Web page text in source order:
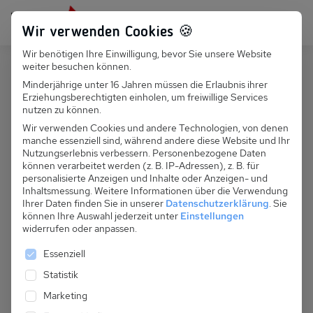
Persönlich für dich da: +49 251 899 050
Suchfeld
Suchen
PL 013.003B - Reihenhaus Baltic
Sun II/3
Wir verwenden Cookies 🍪
Wir benötigen Ihre Einwilligung, bevor Sie unsere Website
weiter besuchen können.
Minderjährige unter 16 Jahren müssen die Erlaubnis ihrer
Erziehungsberechtigten einholen, um freiwillige Services
nutzen zu können.
Wir verwenden Cookies und andere Technologien, von denen
manche essenziell sind, während andere diese Website und Ihr
Nutzungserlebnis verbessern. Personenbezogene Daten
können verarbeitet werden (z. B. IP-Adressen), z. B. für
personalisierte Anzeigen und Inhalte oder Anzeigen- und
Inhaltsmessung. Weitere Informationen über die Verwendung
Ihrer Daten finden Sie in unserer Datenschutzerklärung. Sie
können Ihre Auswahl jederzeit unter Einstellungen
widerrufen oder anpassen.
Es folgt eine Liste der Service-Gruppen, für die
Essenziell
Statistik
Marketing